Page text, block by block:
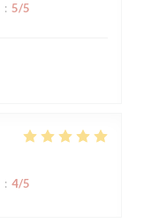
: 5/5
: 4/5